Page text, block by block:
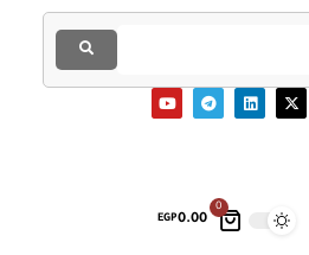
0
EGP0.00